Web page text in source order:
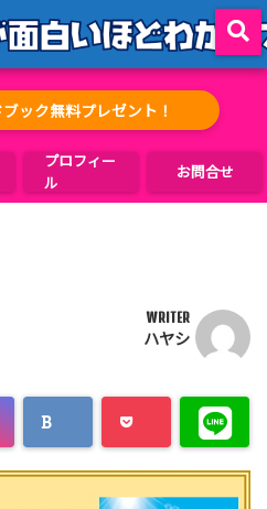
ック無料プレゼント！
プロフィー
ル
お問合せ
WRITER
ハヤシ